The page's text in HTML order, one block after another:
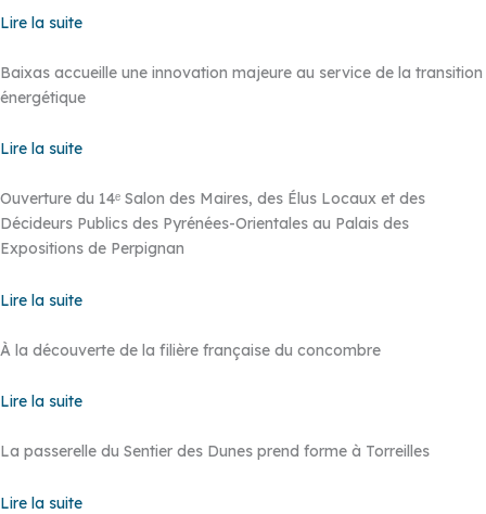
Lire la suite
Baixas accueille une innovation majeure au service de la transition
énergétique
Lire la suite
Ouverture du 14ᵉ Salon des Maires, des Élus Locaux et des
Décideurs Publics des Pyrénées-Orientales au Palais des
Expositions de Perpignan
Lire la suite
À la découverte de la filière française du concombre
Lire la suite
La passerelle du Sentier des Dunes prend forme à Torreilles
Lire la suite